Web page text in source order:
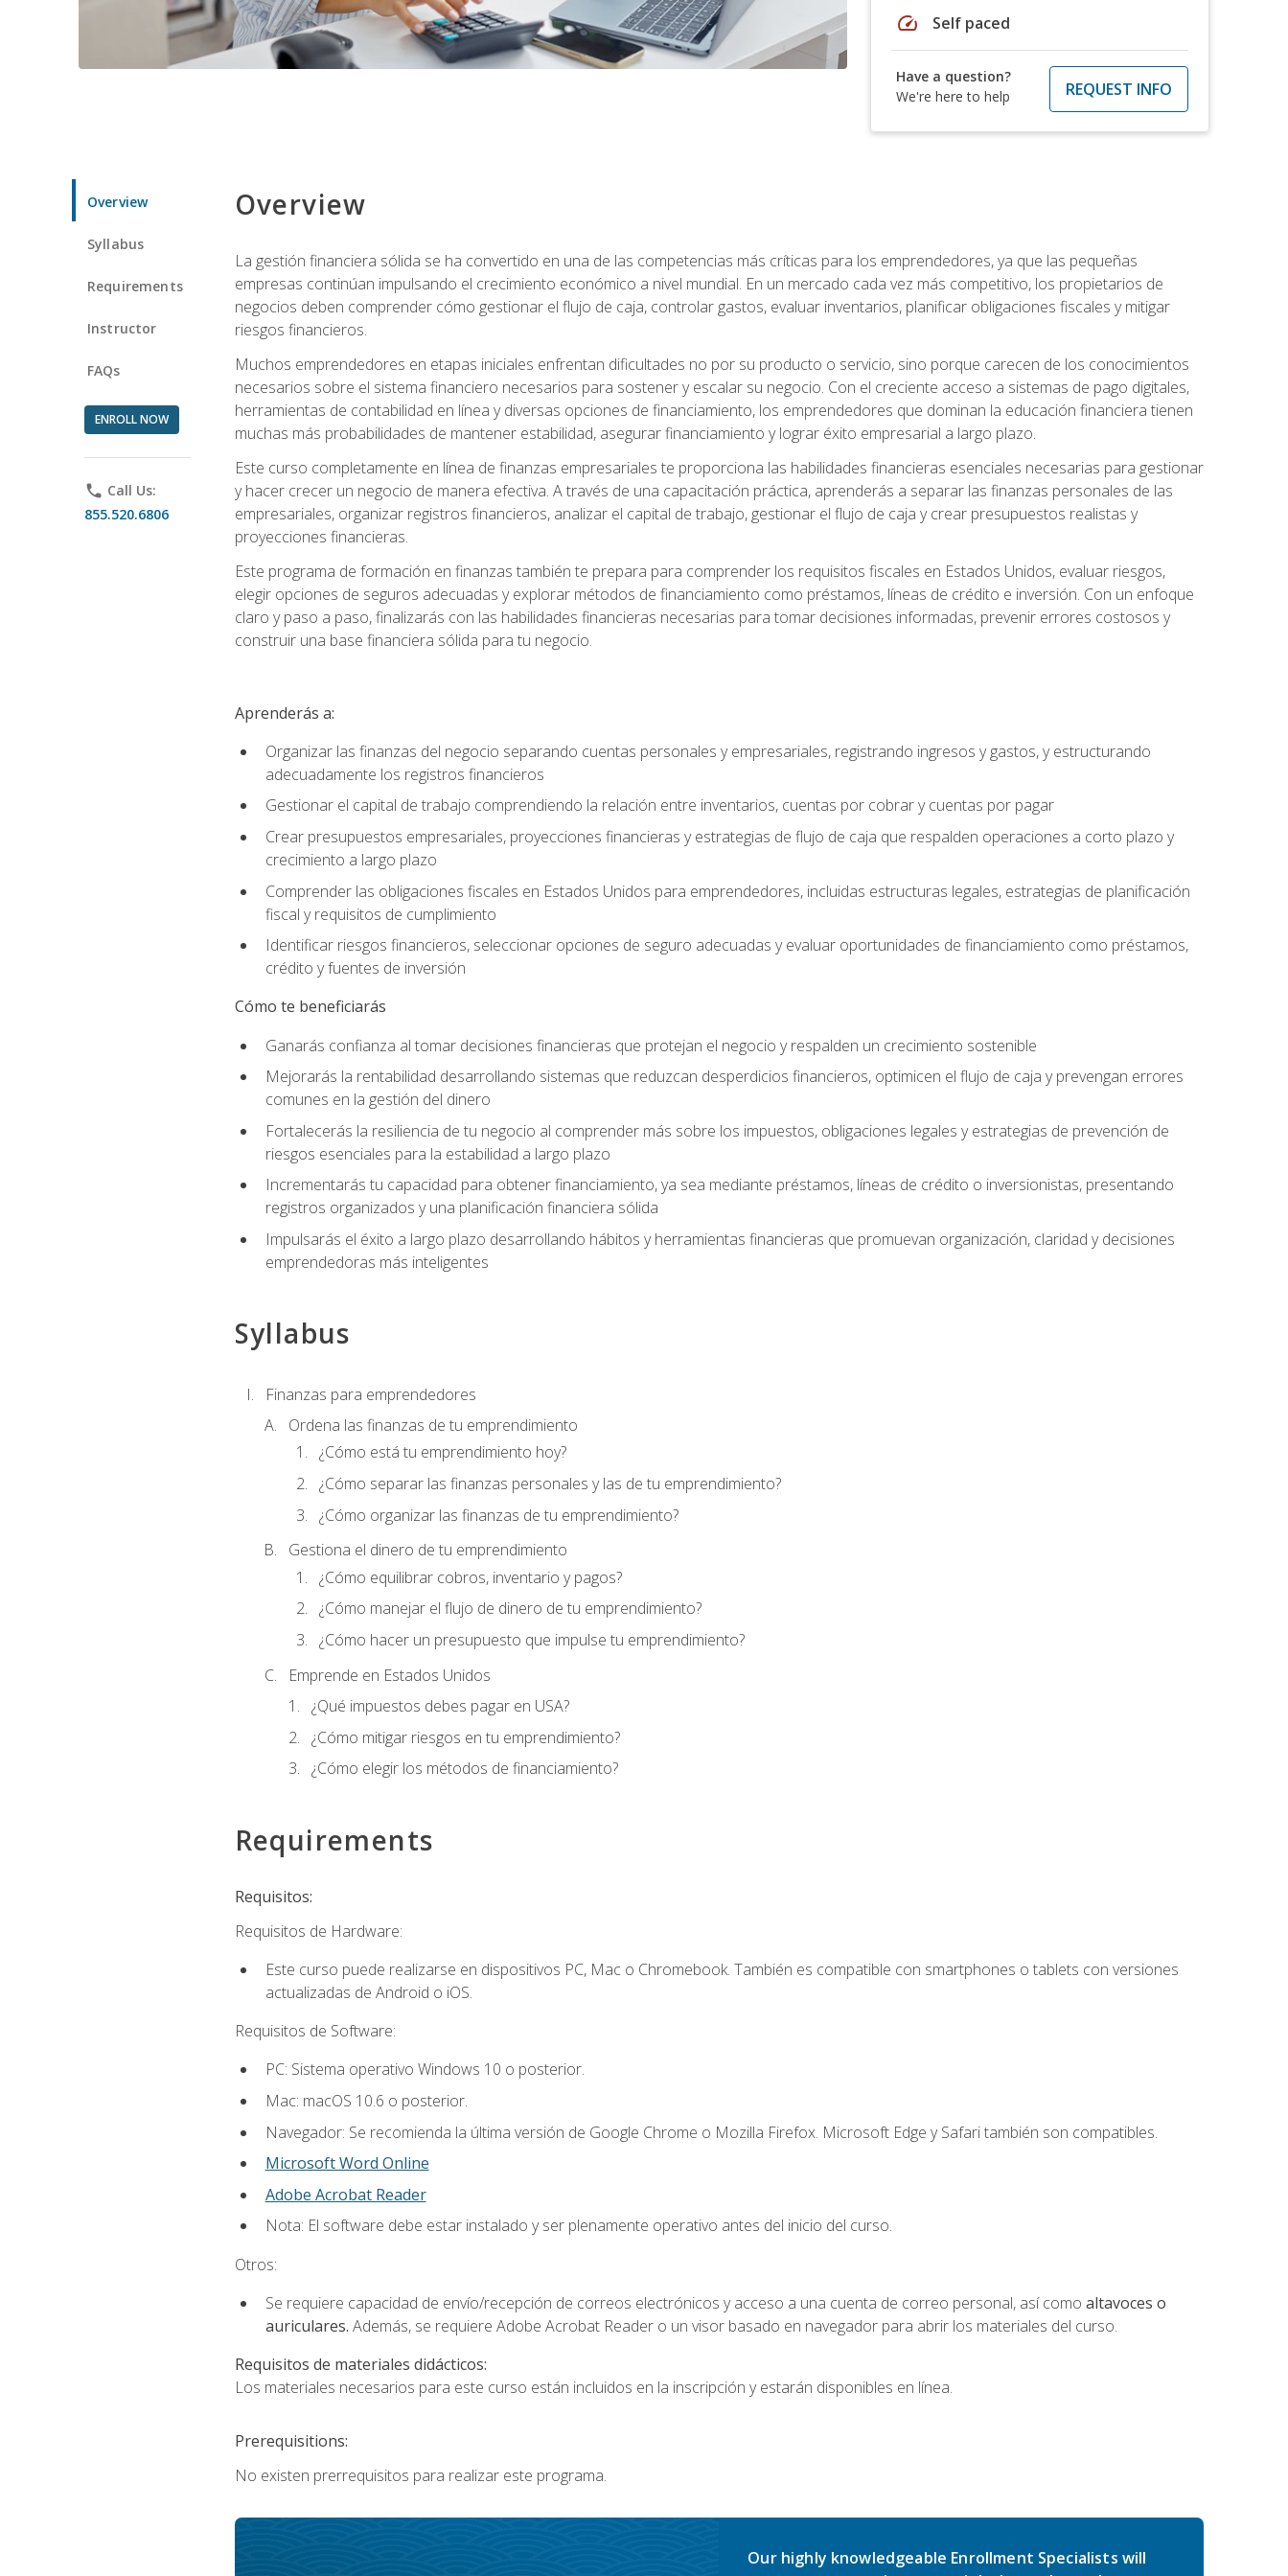
speed Self paced
Have a question?
We're here to help
REQUEST INFO
Overview
Syllabus
Requirements
Instructor
FAQs
ENROLL NOW
phone Call Us:
855.520.6806
Overview
La gestión financiera sólida se ha convertido en una de las competencias más críticas para los emprendedores, ya que las pequeñas
empresas continúan impulsando el crecimiento económico a nivel mundial. En un mercado cada vez más competitivo, los propietarios de
negocios deben comprender cómo gestionar el flujo de caja, controlar gastos, evaluar inventarios, planificar obligaciones fiscales y mitigar
riesgos financieros.
Muchos emprendedores en etapas iniciales enfrentan dificultades no por su producto o servicio, sino porque carecen de los conocimientos
necesarios sobre el sistema financiero necesarios para sostener y escalar su negocio. Con el creciente acceso a sistemas de pago digitales,
herramientas de contabilidad en línea y diversas opciones de financiamiento, los emprendedores que dominan la educación financiera tienen
muchas más probabilidades de mantener estabilidad, asegurar financiamiento y lograr éxito empresarial a largo plazo.
Este curso completamente en línea de finanzas empresariales te proporciona las habilidades financieras esenciales necesarias para gestionar
y hacer crecer un negocio de manera efectiva. A través de una capacitación práctica, aprenderás a separar las finanzas personales de las
empresariales, organizar registros financieros, analizar el capital de trabajo, gestionar el flujo de caja y crear presupuestos realistas y
proyecciones financieras.
Este programa de formación en finanzas también te prepara para comprender los requisitos fiscales en Estados Unidos, evaluar riesgos,
elegir opciones de seguros adecuadas y explorar métodos de financiamiento como préstamos, líneas de crédito e inversión. Con un enfoque
claro y paso a paso, finalizarás con las habilidades financieras necesarias para tomar decisiones informadas, prevenir errores costosos y
construir una base financiera sólida para tu negocio.
Aprenderás a:
Organizar las finanzas del negocio separando cuentas personales y empresariales, registrando ingresos y gastos, y estructurando
adecuadamente los registros financieros
Gestionar el capital de trabajo comprendiendo la relación entre inventarios, cuentas por cobrar y cuentas por pagar
Crear presupuestos empresariales, proyecciones financieras y estrategias de flujo de caja que respalden operaciones a corto plazo y
crecimiento a largo plazo
Comprender las obligaciones fiscales en Estados Unidos para emprendedores, incluidas estructuras legales, estrategias de planificación
fiscal y requisitos de cumplimiento
Identificar riesgos financieros, seleccionar opciones de seguro adecuadas y evaluar oportunidades de financiamiento como préstamos,
crédito y fuentes de inversión
Cómo te beneficiarás
Ganarás confianza al tomar decisiones financieras que protejan el negocio y respalden un crecimiento sostenible
Mejorarás la rentabilidad desarrollando sistemas que reduzcan desperdicios financieros, optimicen el flujo de caja y prevengan errores
comunes en la gestión del dinero
Fortalecerás la resiliencia de tu negocio al comprender más sobre los impuestos, obligaciones legales y estrategias de prevención de
riesgos esenciales para la estabilidad a largo plazo
Incrementarás tu capacidad para obtener financiamiento, ya sea mediante préstamos, líneas de crédito o inversionistas, presentando
registros organizados y una planificación financiera sólida
Impulsarás el éxito a largo plazo desarrollando hábitos y herramientas financieras que promuevan organización, claridad y decisiones
emprendedoras más inteligentes
Syllabus
Finanzas para emprendedores
Ordena las finanzas de tu emprendimiento
¿Cómo está tu emprendimiento hoy?
¿Cómo separar las finanzas personales y las de tu emprendimiento?
¿Cómo organizar las finanzas de tu emprendimiento?
Gestiona el dinero de tu emprendimiento
¿Cómo equilibrar cobros, inventario y pagos?
¿Cómo manejar el flujo de dinero de tu emprendimiento?
¿Cómo hacer un presupuesto que impulse tu emprendimiento?
Emprende en Estados Unidos
¿Qué impuestos debes pagar en USA?
¿Cómo mitigar riesgos en tu emprendimiento?
¿Cómo elegir los métodos de financiamiento?
Requirements
Requisitos:
Requisitos de Hardware:
Este curso puede realizarse en dispositivos PC, Mac o Chromebook. También es compatible con smartphones o tablets con versiones
actualizadas de Android o iOS.
Requisitos de Software:
PC: Sistema operativo Windows 10 o posterior.
Mac: macOS 10.6 o posterior.
Navegador: Se recomienda la última versión de Google Chrome o Mozilla Firefox. Microsoft Edge y Safari también son compatibles.
Microsoft Word Online
Adobe Acrobat Reader
Nota: El software debe estar instalado y ser plenamente operativo antes del inicio del curso.
Otros:
Se requiere capacidad de envío/recepción de correos electrónicos y acceso a una cuenta de correo personal, así como altavoces o
auriculares. Además, se requiere Adobe Acrobat Reader o un visor basado en navegador para abrir los materiales del curso.
Requisitos de materiales didácticos:
Los materiales necesarios para este curso están incluidos en la inscripción y estarán disponibles en línea.
Prerequisitions:
No existen prerrequisitos para realizar este programa.
Our highly knowledgeable Enrollment Specialists will